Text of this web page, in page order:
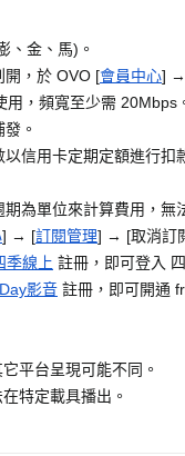
、金、馬)。
開，於 OVO [會員中心]
，頻寬至少需 20Mbps
。
信用卡定期定額進行
為單位來計算費用，
] → [訂閱管理] → [取消訂
季線上 註冊，即可登入
影音 註冊，即可開通
平台呈現可能不同。
特定載具播出。